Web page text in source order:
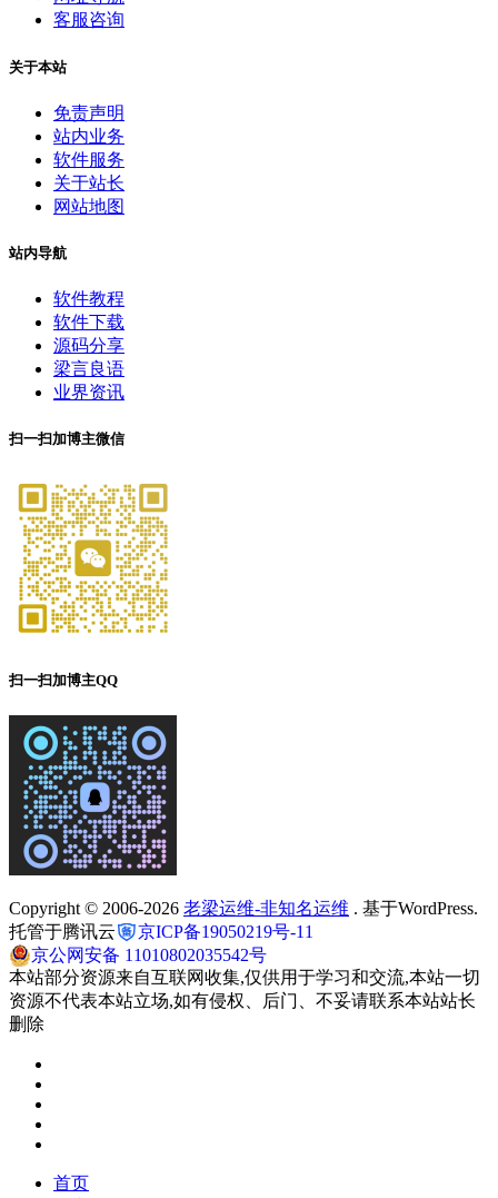
客服咨询
关于本站
免责声明
站内业务
软件服务
关于站长
网站地图
站内导航
软件教程
软件下载
源码分享
梁言良语
业界资讯
扫一扫加博主微信
扫一扫加博主QQ
Copyright © 2006-2026 老梁运维-非知名运维 . 基于WordPress.
托管于腾讯云
京ICP备19050219号-11
京公网安备 11010802035542号
本站部分资源来自互联网收集,仅供用于学习和交流,本站一切
资源不代表本站立场,如有侵权、后门、不妥请联系本站站长
删除
首页